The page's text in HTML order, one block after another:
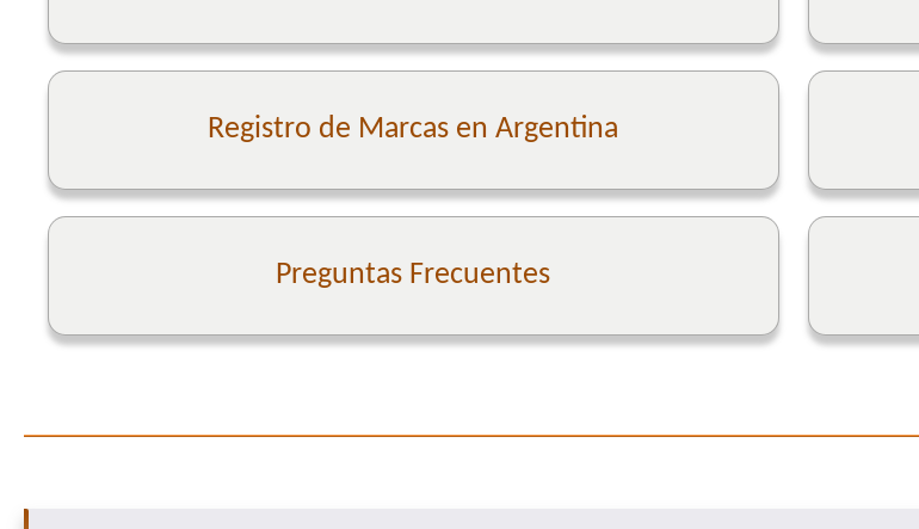
Registro de Marcas en Argentina
Preguntas Frecuentes